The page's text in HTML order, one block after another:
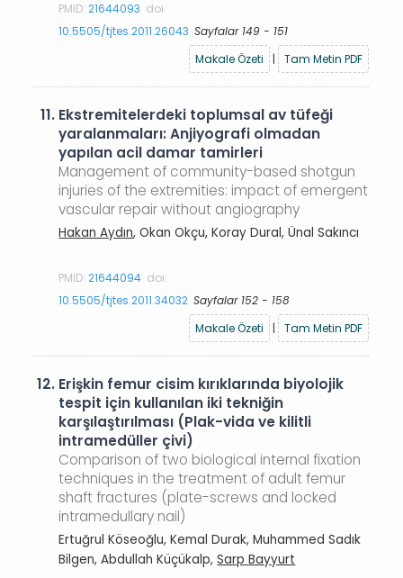
PMID:21644093 doi:
10.5505/tjtes.2011.26043 Sayfalar 149 - 151
Makale Özeti
| Tam Metin PDF
11. Ekstremitelerdeki toplumsal av tüfeği
yaralanmaları: Anjiyografi olmadan
yapılan acil damar tamirleri
Management of community-based shotgun
injuries of the extremities: impact of emergent
vascular repair without angiography
Hakan Aydın, Okan Okçu, Koray Dural, Ünal Sakıncı
PMID:21644094 doi:
10.5505/tjtes.2011.34032 Sayfalar 152 - 158
Makale Özeti
| Tam Metin PDF
12. Erişkin femur cisim kırıklarında biyolojik
tespit için kullanılan iki tekniğin
karşılaştırılması (Plak-vida ve kilitli
intramedüller çivi)
Comparison of two biological internal fixation
techniques in the treatment of adult femur
shaft fractures (plate-screws and locked
intramedullary nail)
Ertuğrul Köseoğlu, Kemal Durak, Muhammed Sadık
Bilgen, Abdullah Küçükalp,Sarp Bayyurt